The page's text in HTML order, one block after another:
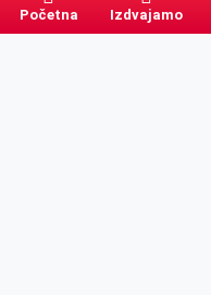
Početna Izdvajamo